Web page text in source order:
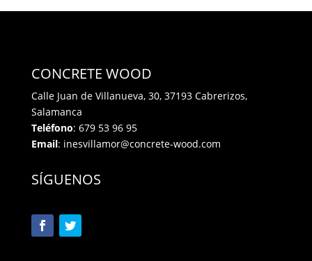
CONCRETE WOOD
Calle Juan de Villanueva, 30, 37193 Cabrerizos,
Salamanca
Teléfono: 679 53 96 95
Email: inesvillamor@concrete-wood.com
SÍGUENOS